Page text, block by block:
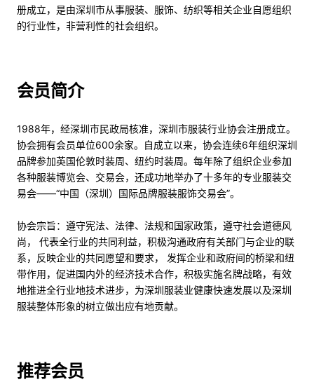
册成立，是由深圳市从事服装、服饰、纺织等相关企业自愿组织
的行业性，非营利性的社会组织。
会员简介
1988年，经深圳市民政局核准，深圳市服装行业协会注册成立。
协会拥有会员单位600余家。自成立以来，协会连续6年组织深圳
品牌参加英国伦敦时装周、纽约时装周。每年除了组织企业参加
各种服装博览会、交易会，还成功地举办了十多年的专业服装交
易会——“中国（深圳）国际品牌服装服饰交易会”。
协会宗旨：遵守宪法、法律、法规和国家政策，遵守社会道德风
尚， 代表全行业的共同利益，积极沟通政府有关部门与企业的联
系，反映企业的共同愿望和要求， 发挥企业和政府间的桥梁和纽
带作用，促进国内外的经济技术合作，积极实施名牌战略，有效
地推进全行业地技术进步，为深圳服装业健康快速发展以及深圳
服装整体形象的树立做出应有地贡献。
推荐会员